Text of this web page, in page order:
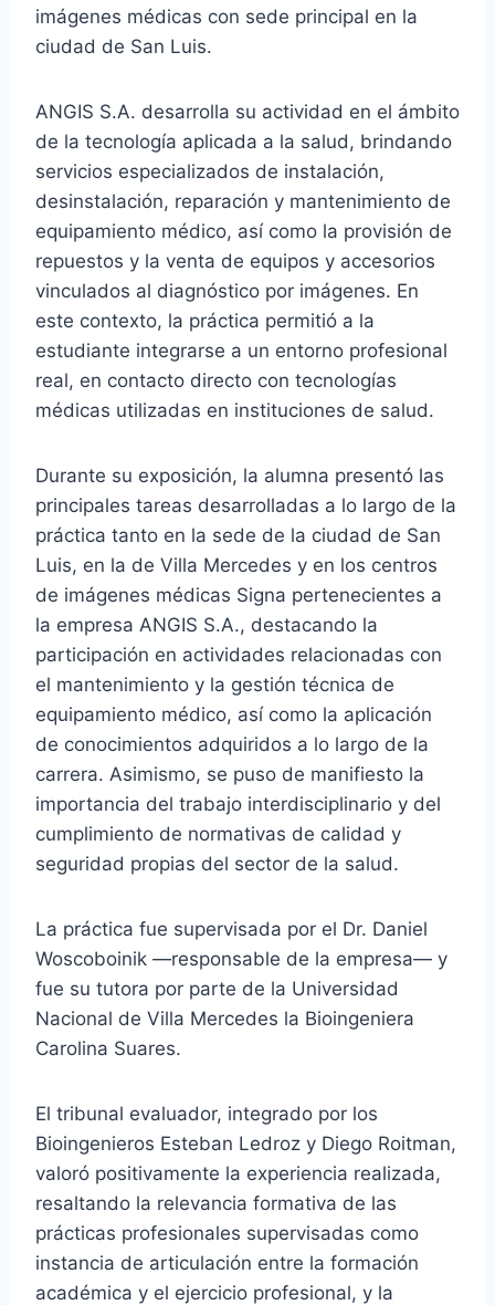
imágenes médicas con sede principal en la
ciudad de San Luis.
ANGIS S.A. desarrolla su actividad en el ámbito
de la tecnología aplicada a la salud, brindando
servicios especializados de instalación,
desinstalación, reparación y mantenimiento de
equipamiento médico, así como la provisión de
repuestos y la venta de equipos y accesorios
vinculados al diagnóstico por imágenes. En
este contexto, la práctica permitió a la
estudiante integrarse a un entorno profesional
real, en contacto directo con tecnologías
médicas utilizadas en instituciones de salud.
Durante su exposición, la alumna presentó las
principales tareas desarrolladas a lo largo de la
práctica tanto en la sede de la ciudad de San
Luis, en la de Villa Mercedes y en los centros
de imágenes médicas Signa pertenecientes a
la empresa ANGIS S.A., destacando la
participación en actividades relacionadas con
el mantenimiento y la gestión técnica de
equipamiento médico, así como la aplicación
de conocimientos adquiridos a lo largo de la
carrera. Asimismo, se puso de manifiesto la
importancia del trabajo interdisciplinario y del
cumplimiento de normativas de calidad y
seguridad propias del sector de la salud.
La práctica fue supervisada por el Dr. Daniel
Woscoboinik —responsable de la empresa— y
fue su tutora por parte de la Universidad
Nacional de Villa Mercedes la Bioingeniera
Carolina Suares.
El tribunal evaluador, integrado por los
Bioingenieros Esteban Ledroz y Diego Roitman,
valoró positivamente la experiencia realizada,
resaltando la relevancia formativa de las
prácticas profesionales supervisadas como
instancia de articulación entre la formación
académica y el ejercicio profesional, y la